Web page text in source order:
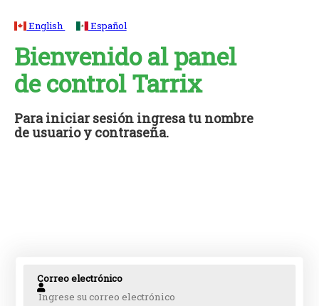
Bienvenido al panel
de control Tarrix
Para iniciar sesión ingresa tu nombre
de usuario y contraseña.
English Español
Correo electrónico